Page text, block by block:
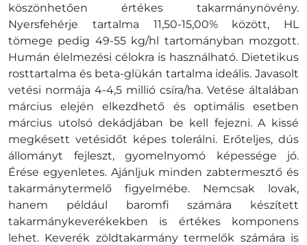
köszönhetően értékes takarmánynövény.
Nyersfehérje tartalma 11,50-15,00% között, HL
tömege pedig 49-55 kg/hl tartományban mozgott.
Humán élelmezési célokra is használható. Dietetikus
rosttartalma és beta-glükán tartalma ideális. Javasolt
vetési normája 4-4,5 millió csíra/ha. Vetése általában
március elején elkezdhető és optimális esetben
március utolsó dekádjában be kell fejezni. A kissé
megkésett vetésidőt képes tolerálni. Erőteljes, dús
állományt fejleszt, gyomelnyomó képessége jó.
Érése egyenletes. Ajánljuk minden zabtermesztő és
takarmánytermelő figyelmébe. Nemcsak lovak,
hanem például baromfi számára készített
takarmánykeverékekben is értékes komponens
lehet. Keverék zöldtakarmány termelők számára is